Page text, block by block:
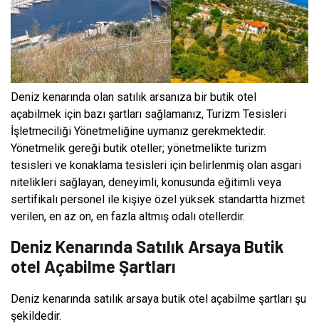
Deniz kenarında olan satılık arsanıza bir butik otel
açabilmek için bazı şartları sağlamanız, Turizm Tesisleri
İşletmeciliği Yönetmeliğine uymanız gerekmektedir.
Yönetmelik gereği butik oteller; yönetmelikte turizm
tesisleri ve konaklama tesisleri için belirlenmiş olan asgari
nitelikleri sağlayan, deneyimli, konusunda eğitimli veya
sertifikalı personel ile kişiye özel yüksek standartta hizmet
verilen, en az on, en fazla altmış odalı otellerdir.
Deniz Kenarında Satılık Arsaya Butik
otel Açabilme Şartları
Deniz kenarında satılık arsaya butik otel açabilme şartları şu
şekildedir.